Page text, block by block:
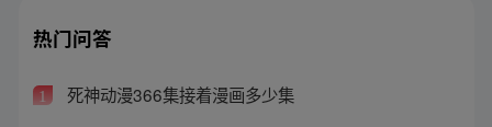
热门问答
1 死神动漫366集接着漫画多少集